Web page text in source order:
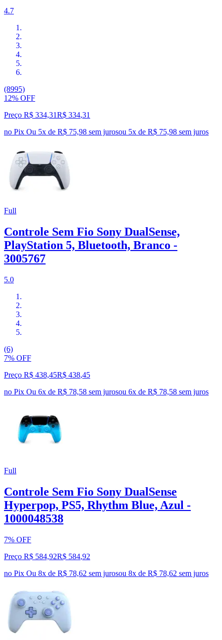
4.7
(8995)
12% OFF
Preço R$ 334,31R$ 334,31
no Pix Ou 5x de R$ 75,98 sem jurosou 5x de R$ 75,98 sem juros
Full
Controle Sem Fio Sony DualSense,
PlayStation 5, Bluetooth, Branco -
3005767
5.0
(6)
7% OFF
Preço R$ 438,45R$ 438,45
no Pix Ou 6x de R$ 78,58 sem jurosou 6x de R$ 78,58 sem juros
Full
Controle Sem Fio Sony DualSense
Hyperpop, PS5, Rhythm Blue, Azul -
1000048538
7% OFF
Preço R$ 584,92R$ 584,92
no Pix Ou 8x de R$ 78,62 sem jurosou 8x de R$ 78,62 sem juros